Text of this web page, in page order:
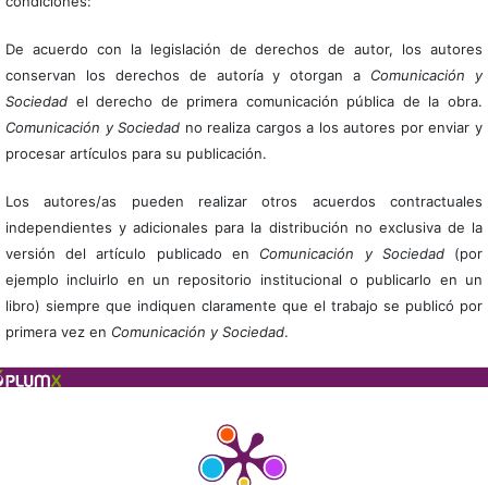
De acuerdo con la legislación de derechos de autor, los autores
conservan los derechos de autoría y otorgan a Comunicación y
Sociedadel derecho de primera comunicación pública de la obra.
Comunicación y Sociedad no realiza cargos a los autores por enviar y
procesar artículos para su publicación.
Los autores/as pueden realizar otros acuerdos contractuales
independientes y adicionales para la distribución no exclusiva de la
versión del artículo publicado en Comunicación y Sociedad(por
ejemplo incluirlo en un repositorio institucional o publicarlo en un
libro) siempre que indiquen claramente que el trabajo se publicó por
primera vez en Comunicación y Sociedad.